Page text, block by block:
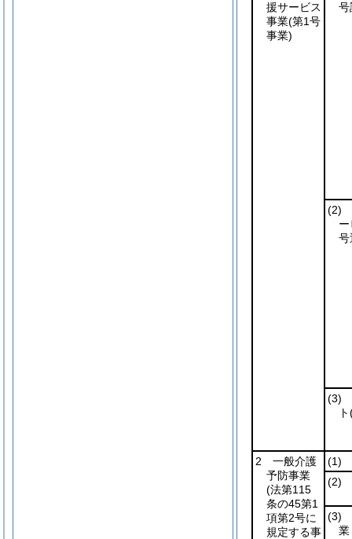
援サービス
事業(第1号
事業)
号
(2)
号
(3)
ト
2 一般介護
予防事業
(法第115
条の45第1
項第2号に
規定する事
(1)
(2)
(3)
業